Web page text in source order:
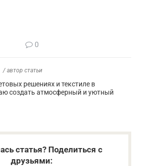
0
/ автор статьи
решениях и текстиле в
создать атмосферный и уютный
статья? Поделиться с
друзьями: